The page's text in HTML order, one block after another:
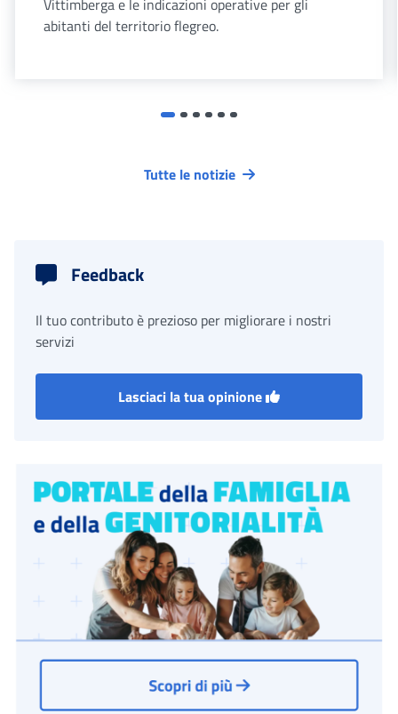
Vittimberga e le indicazioni operative per gli
abitanti del territorio flegreo.
Tutte le notizie
Feedback
Il tuo contributo è prezioso per migliorare i nostri
servizi
Lasciaci la tua opinione